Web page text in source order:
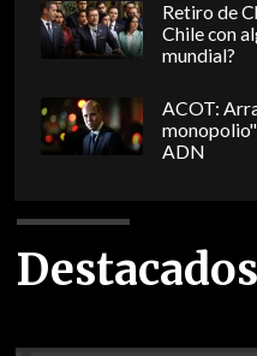
Retiro de
Chile con
mundial?
ACOT:
monopolio"
ADN
Destacados